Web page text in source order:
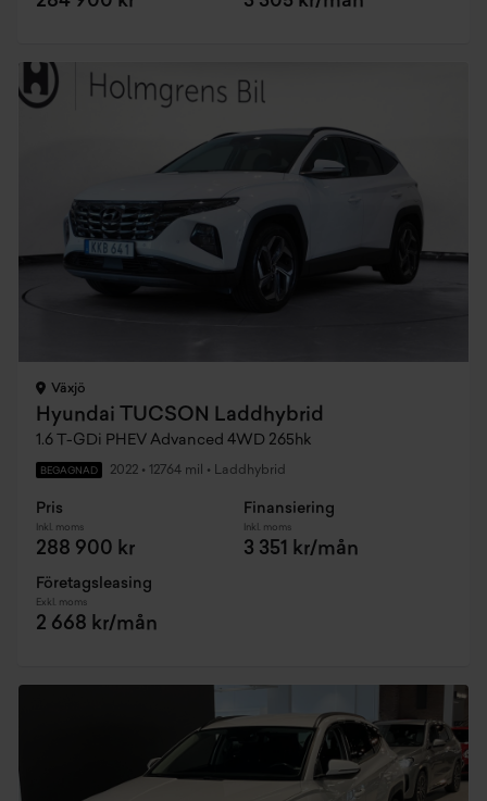
Växjö
Hyundai TUCSON Laddhybrid
1.6 T-GDi PHEV Advanced 4WD 265hk
BEGAGNAD 2022 • 12764 mil • Laddhybrid
Pris
Inkl. moms
288 900 kr
Finansiering
Inkl. moms
3 351 kr/mån
Företagsleasing
Exkl. moms
2 668 kr/mån